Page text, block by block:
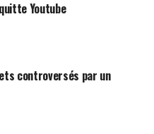
Youtube
controversés par un